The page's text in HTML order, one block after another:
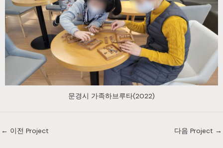
문경시 가족하브루타(2022)
← 이전 Project 다음 Project →